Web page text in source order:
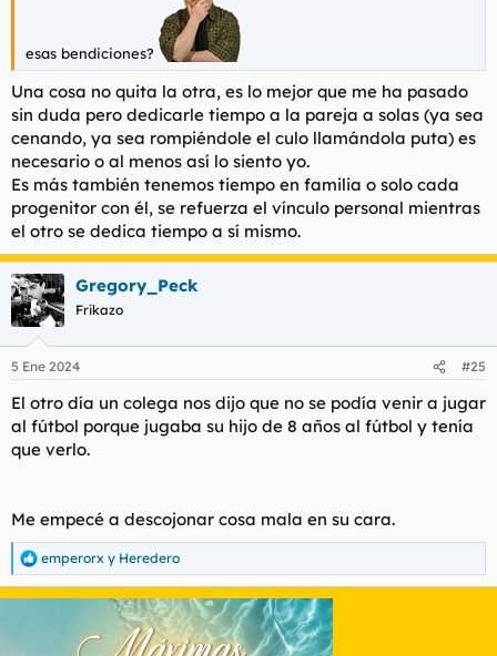
esas bendiciones?
Una cosa no quita la otra, es lo mejor que me ha pasado
sin duda pero dedicarle tiempo a la pareja a solas (ya sea
cenando, ya sea rompiéndole el culo llamándola puta) es
necesario o al menos así lo siento yo.
Es más también tenemos tiempo en familia o solo cada
progenitor con él, se refuerza el vínculo personal mientras
el otro se dedica tiempo a sí mismo.
Gregory_Peck
Frikazo
5 Ene 2024 #25
El otro día un colega nos dijo que no se podía venir a jugar
al fútbol porque jugaba su hijo de 8 años al fútbol y tenía
que verlo.
Me empecé a descojonar cosa mala en su cara.
R
e
a
emperorx y Heredero